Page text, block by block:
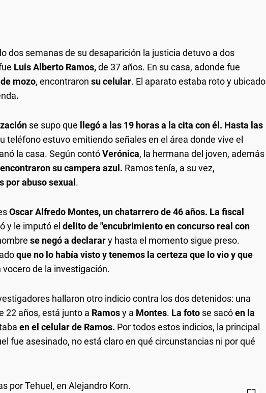
dos semanas de su desaparición la justicia detuvo a dos
Luis Alberto Ramos,de 37 años. En su casa, adonde fue
mozo, encontraron su celular. El aparato estaba roto y ubicado
.
se supo que
llegó a las 19 horas a la cita con él. Hasta las
teléfono estuvo emitiendo señales en el área donde vive el
la casa. Según contóVerónica, la hermana del joven, además
su campera azul. Ramos tenía, a su vez,
por abuso sexual .
Oscar Alfredo Montes, un chatarrero de46 años. La fiscal
y le imputó el delito de "encubrimiento en concurso real con
se negó a declarary hasta el momento sigue preso.
que no lo había visto y tenemos la certeza que lo vio y que
vocero de la investigación.
hallaron otro indicio contra los dos detenidos: una
22 años, está junto a Ramosy a Montes. La foto se sacóen la
en el celular de Ramos. Por todos estos indicios, la principal
fue asesinado, no está claro en qué circunstancias ni por qué